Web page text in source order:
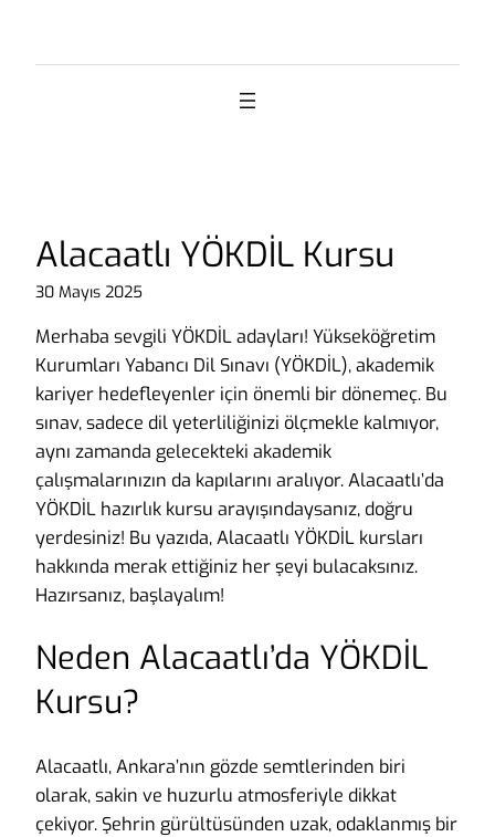
Alacaatlı YÖKDİL Kursu
30 Mayıs 2025
Merhaba sevgili YÖKDİL adayları! Yükseköğretim
Kurumları Yabancı Dil Sınavı (YÖKDİL), akademik
kariyer hedefleyenler için önemli bir dönemeç. Bu
sınav, sadece dil yeterliliğinizi ölçmekle kalmıyor,
aynı zamanda gelecekteki akademik
çalışmalarınızın da kapılarını aralıyor. Alacaatlı’da
YÖKDİL hazırlık kursu arayışındaysanız, doğru
yerdesiniz! Bu yazıda, Alacaatlı YÖKDİL kursları
hakkında merak ettiğiniz her şeyi bulacaksınız.
Hazırsanız, başlayalım!
Neden Alacaatlı’da YÖKDİL
Kursu?
Alacaatlı, Ankara’nın gözde semtlerinden biri
olarak, sakin ve huzurlu atmosferiyle dikkat
çekiyor. Şehrin gürültüsünden uzak, odaklanmış bir